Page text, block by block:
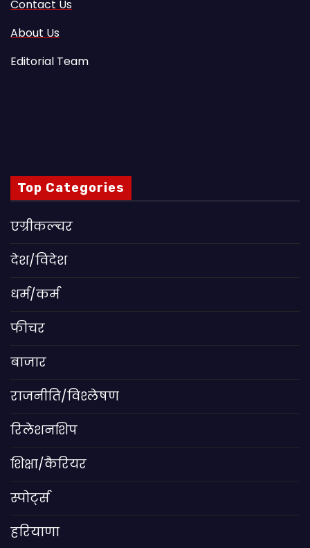
Contact Us
About Us
Editorial Team
Top Categories
एग्रीकल्चर
देश/विदेश
धर्म/कर्म
फीचर
बाजार
राजनीति/विश्लेषण
रिलेशनशिप
शिक्षा/कैरियर
स्पोर्ट्स
हरियाणा